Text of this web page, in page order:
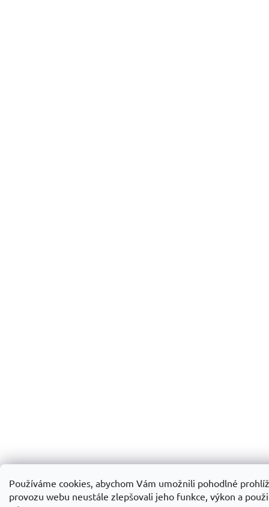
Používáme cookies, abychom Vám umožnili pohodlné
provozu webu neustále zlepšovali jeho funkce, výkon a